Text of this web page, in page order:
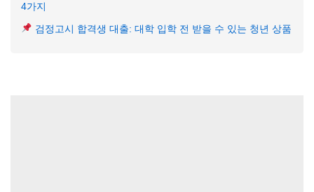
4가지
검정고시 합격생 대출: 대학 입학 전 받을 수 있는 청년 상품